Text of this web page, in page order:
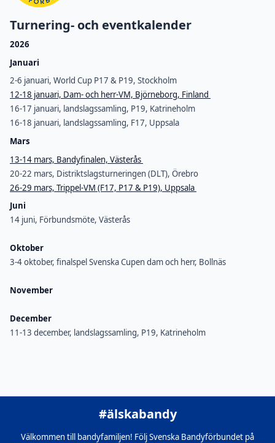
Turnering- och eventkalender
2026
Januari
2-6 januari, World Cup P17 & P19, Stockholm
12-18 januari, Dam- och herr-VM, Björneborg, Finland
16-17 januari, landslagssamling, P19, Katrineholm
16-18 januari, landslagssamling, F17, Uppsala
Mars
13-14 mars, Bandyfinalen, Västerås
20-22 mars, Distriktslagsturneringen (DLT), Örebro
26-29 mars, Trippel-VM (F17, P17 & P19), Uppsala
Juni
14 juni, Förbundsmöte, Västerås
Oktober
3-4 oktober, finalspel Svenska Cupen dam och herr, Bollnäs
November
December
11-13 december, landslagssamling, P19, Katrineholm
#älskabandy
Välkommen till bandyfamiljen! Följ Svenska Bandyförbundet på